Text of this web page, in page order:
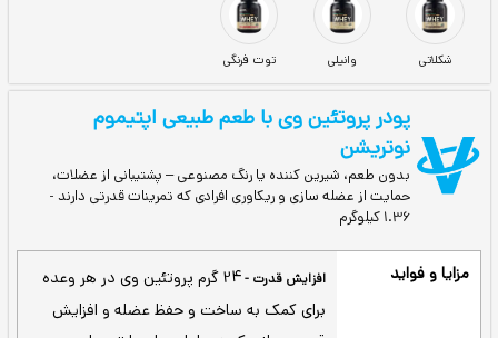
مقدار و وزن:
تاریخ انقضـا:✅ 2 سال پس از تولید